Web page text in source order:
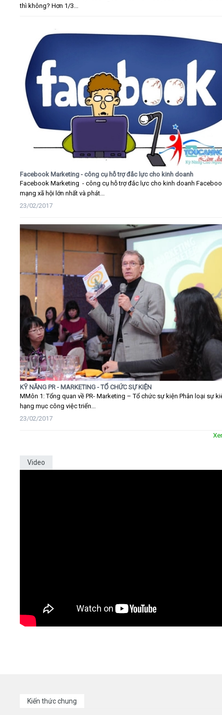
thì không? Hơn 1/3...
Facebook Marketing - công cụ hỗ trợ đắc lực cho kinh doanh
Facebook Marketing - công cụ hỗ trợ đắc lực cho kinh doanh
mạng xã hội lớn nhất và phát...
23/02/2017
KỸ NĂNG PR - MARKETING - TỔ CHỨC SỰ KIỆN
MMôn 1: Tổng quan về PR- Marketing – Tổ chức sự kiện Phân loại sự
hạng mục công việc triển...
23/02/2017
Video
Kiến thức chung